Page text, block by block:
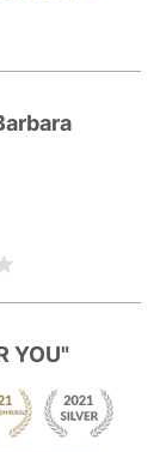
YOU"